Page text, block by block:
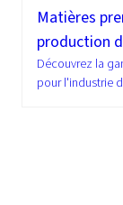
Matières
production
Découvrez la
pour l'industrie